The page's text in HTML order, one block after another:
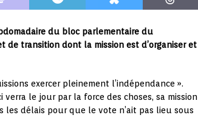
du bloc parlementaire du
transition dont la mission est d’organiser et
exercer pleinement l’indépendance ».
le jour par la force des choses, sa mission
les délais pour que le vote n’ait pas lieu sous